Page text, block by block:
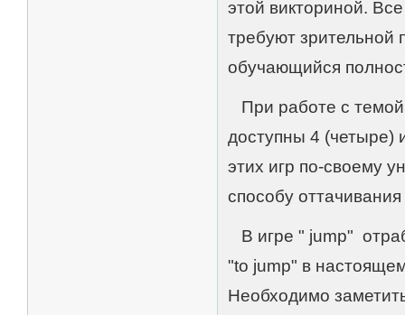
этой викториной.
требуют зрительной
обучающийся
При работе с темой
доступны 4 (четыре)
этих игр по-своему
способу
В игре " jump"
"to jump" в
Необходимо